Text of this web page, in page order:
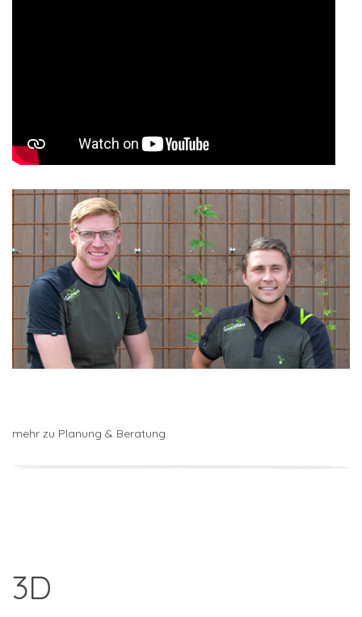
mehr zu Planung & Beratung
3D